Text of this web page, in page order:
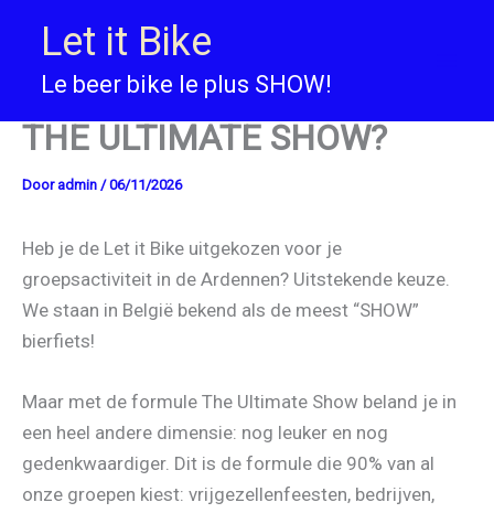
Let it Bike
Le beer bike le plus SHOW!
Waarom de bierfiets met
THE ULTIMATE SHOW?
Door admin /06/11/2026
Heb je de Let it Bike uitgekozen voor je
groepsactiviteit in de Ardennen? Uitstekende keuze.
We staan in België bekend als de meest “SHOW”
bierfiets!
Maar met de formule The Ultimate Show beland je in
een heel andere dimensie: nog leuker en nog
gedenkwaardiger. Dit is de formule die 90% van al
onze groepen kiest: vrijgezellenfeesten, bedrijven,